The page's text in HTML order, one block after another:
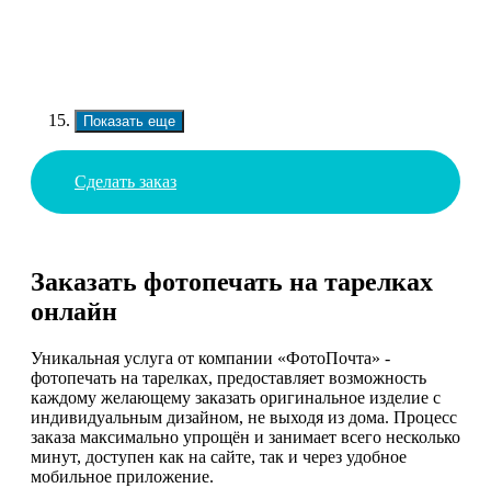
Показать еще
Сделать заказ
Заказать фотопечать на тарелках
онлайн
Уникальная услуга от компании «ФотоПочта» -
фотопечать на тарелках, предоставляет возможность
каждому желающему заказать оригинальное изделие с
индивидуальным дизайном, не выходя из дома. Процесс
заказа максимально упрощён и занимает всего несколько
минут, доступен как на сайте, так и через удобное
мобильное приложение.